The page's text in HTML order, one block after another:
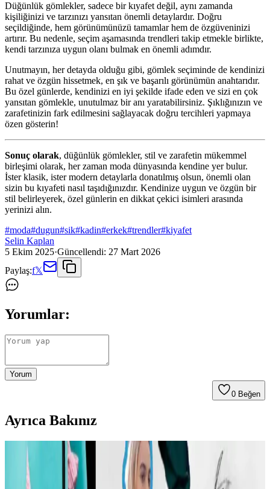
Düğünlük gömlekler, sadece bir kıyafet değil, aynı zamanda
kişiliğinizi ve tarzınızı yansıtan önemli detaylardır. Doğru
seçildiğinde, hem görünümünüzü tamamlar hem de özgüveninizi
artırır. Bu nedenle, seçim aşamasında trendleri takip etmekle birlikte,
kendi tarzınıza uygun olanı bulmak en önemli adımdır.
Unutmayın, her detayda olduğu gibi, gömlek seçiminde de kendinizi
rahat ve özgün hissetmek, en şık ve başarılı görünümün anahtarıdır.
Bu özel günlerde, kendinizi en iyi şekilde ifade eden ve sizi en çok
yansıtan gömlekle, unutulmaz bir anı yaratabilirsiniz. Şıklığınızın ve
zarafetinizin fark edilmesini sağlayacak doğru tercihleri yapmaya
özen gösterin!
Sonuç olarak, düğünlük gömlekler, stil ve zarafetin mükemmel
birleşimi olarak, her zaman moda dünyasında kendine yer bulur.
İster klasik, ister modern detaylarla donatılmış olsun, önemli olan
sizin bu kıyafeti nasıl taşıdığınızdır. Kendinize uygun ve özgün bir
stil belirleyerek, özel günlerin en dikkat çekici isimleri arasında
yerinizi alın.
#moda#dugun#sik#kadin#erkek#trendler#kiyafet
Selin Kaplan
5 Ekim 2025·Güncellendi: 27 Mart 2026
Paylaş:f𝕏
Yorumlar:
Yorum
0 Beğen
Ayrıca Bakınız
Carolyn Bessette Kennedy Stili ve 90'lar
Minimalizminin Günümüzdeki Yansımaları